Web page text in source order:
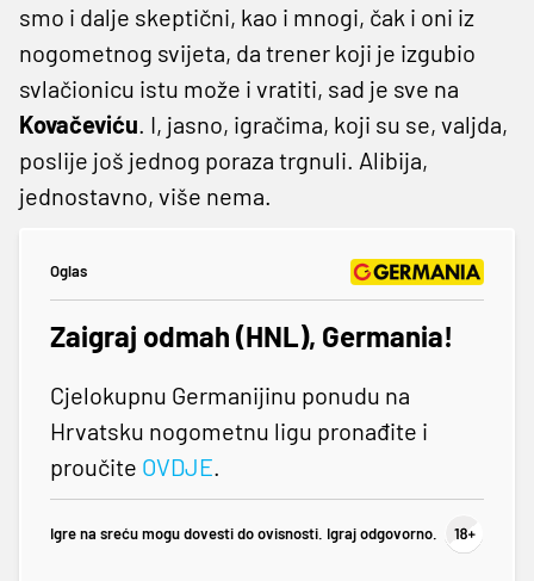
smo i dalje skeptični, kao i mnogi, čak i oni iz
nogometnog svijeta, da trener koji je izgubio
svlačionicu istu može i vratiti, sad je sve na
Kovačeviću. I, jasno, igračima, koji su se, valjda,
poslije još jednog poraza trgnuli. Alibija,
jednostavno, više nema.
Oglas
Zaigraj odmah (HNL), Germania!
Cjelokupnu Germanijinu ponudu na
Hrvatsku nogometnu ligu pronađite i
proučite OVDJE.
Igre na sreću mogu dovesti do ovisnosti. Igraj odgovorno.